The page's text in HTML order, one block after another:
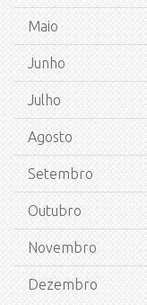
Maio
Junho
Julho
Agosto
Setembro
Outubro
Novembro
Dezembro